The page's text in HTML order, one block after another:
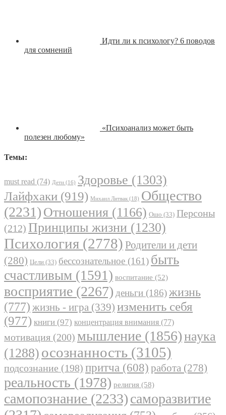
Идти ли к психологу? 6 поводов
для сомнений
«Психоанализ может быть
полезен любому»
Темы:
must read (74) Дети (16) Здоровье (1303)
Лайфхаки (919) Михаил Литвак (18) Общество
(2231) Отношения (1166) Ошо (33) Персоны
(212) Принципы жизни (1230)
Психология (2778) Родители и дети
(280) Цели (33) бессознательное (161) быть
счастливым (1591) воспитание (52)
восприятие (2267) деньги (186)жизнь
(777) жизнь - игра (339) изменить себя
(977) книги (97) концентрация внимания (77)
мотивация (200) мышление (1856)наука
(1288) осознанность (3105)
подсознание (198) притча (608) работа (278)
реальность (1978) религия (58)
самопознание (2233)саморазвитие